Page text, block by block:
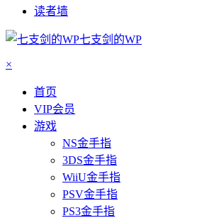
读者墙
七支剑的WP
×
首页
VIP会员
游戏
NS金手指
3DS金手指
WiiU金手指
PSV金手指
PS3金手指